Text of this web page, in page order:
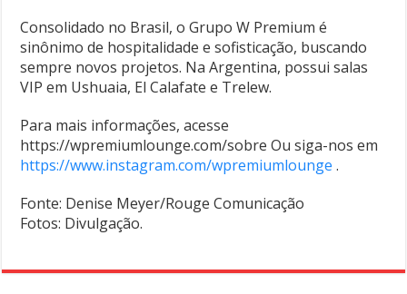
Consolidado no Brasil, o Grupo W Premium é
sinônimo de hospitalidade e sofisticação, buscando
sempre novos projetos. Na Argentina, possui salas
VIP em Ushuaia, El Calafate e Trelew.
Para mais informações, acesse
https://wpremiumlounge.com/sobre Ou siga-nos em
https://www.instagram.com/wpremiumlounge .
Fonte: Denise Meyer/Rouge Comunicação
Fotos: Divulgação.